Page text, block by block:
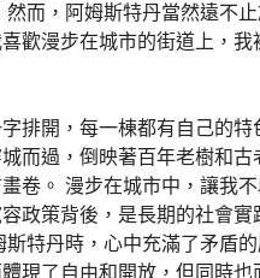
然而，阿姆斯特丹當然遠不
歡漫步在城市的街道上，我
排開，每一棟都有自己的特
而過，倒映著百年老樹和古
卷。 漫步在城市中，讓我
政策背後，是長期的社會實
斯特丹時，心中充滿了矛盾
現了自由和開放，但同時也